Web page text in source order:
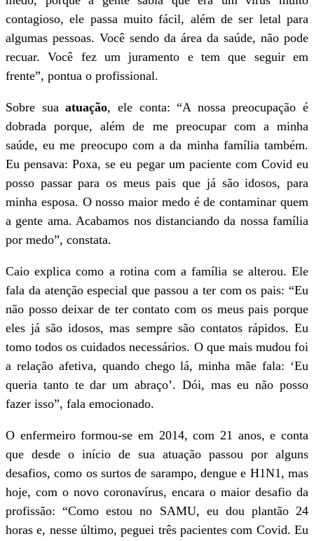
contagioso, ele passa muito fácil, além de ser letal para
algumas pessoas. Você sendo da área da saúde, não pode
recuar. Você fez um juramento e tem que seguir em
frente”, pontua o profissional.
Sobre suaatuação, ele conta: “A nossa preocupação é
dobrada porque, além de me preocupar com a minha
saúde, eu me preocupo com a da minha família também.
Eu pensava: Poxa, se eu pegar um paciente com Covid eu
posso passar para os meus pais que já são idosos, para
minha esposa. O nosso maior medo é de contaminar quem
a gente ama. Acabamos nos distanciando da nossa família
por medo”, constata.
Caio explica como a rotina com a família se alterou. Ele
fala da atenção especial que passou a ter com os pais: “Eu
não posso deixar de ter contato com os meus pais porque
eles já são idosos, mas sempre são contatos rápidos. Eu
tomo todos os cuidados necessários. O que mais mudou foi
a relação afetiva, quando chego lá, minha mãe fala: ‘Eu
queria tanto te dar um abraço’. Dói, mas eu não posso
fazer isso”, fala emocionado.
O enfermeiro formou-se em 2014, com 21 anos, e conta
que desde o início de sua atuação passou por alguns
desafios, como os surtos de sarampo, dengue e H1N1, mas
hoje, com o novo coronavírus, encara o maior desafio da
profissão: “Como estou no SAMU, eu dou plantão 24
horas e, nesse último, peguei três pacientes com Covid. Eu